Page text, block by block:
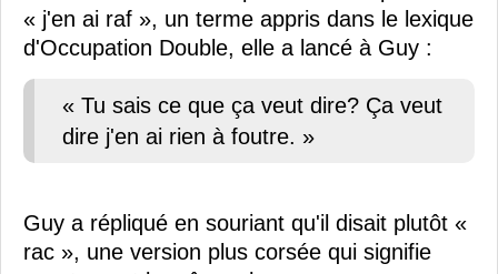
« j'en ai raf », un terme appris dans le lexique
d'Occupation Double, elle a lancé à Guy :
« Tu sais ce que ça veut dire? Ça veut
dire j'en ai rien à foutre. »
Guy a répliqué en souriant qu'il disait plutôt «
rac », une version plus corsée qui signifie